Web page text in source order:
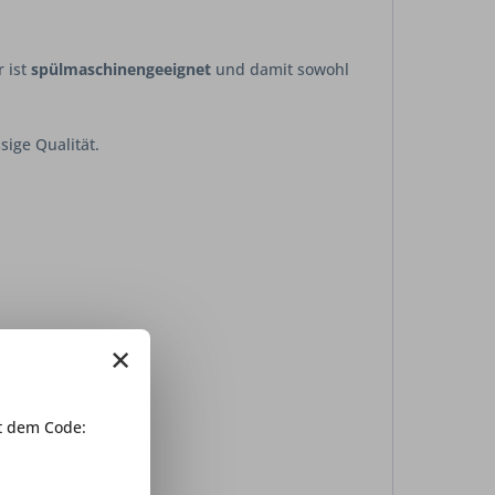
ist spülmaschinengeeignet und damit sowohl
Qualität.
×
Code: